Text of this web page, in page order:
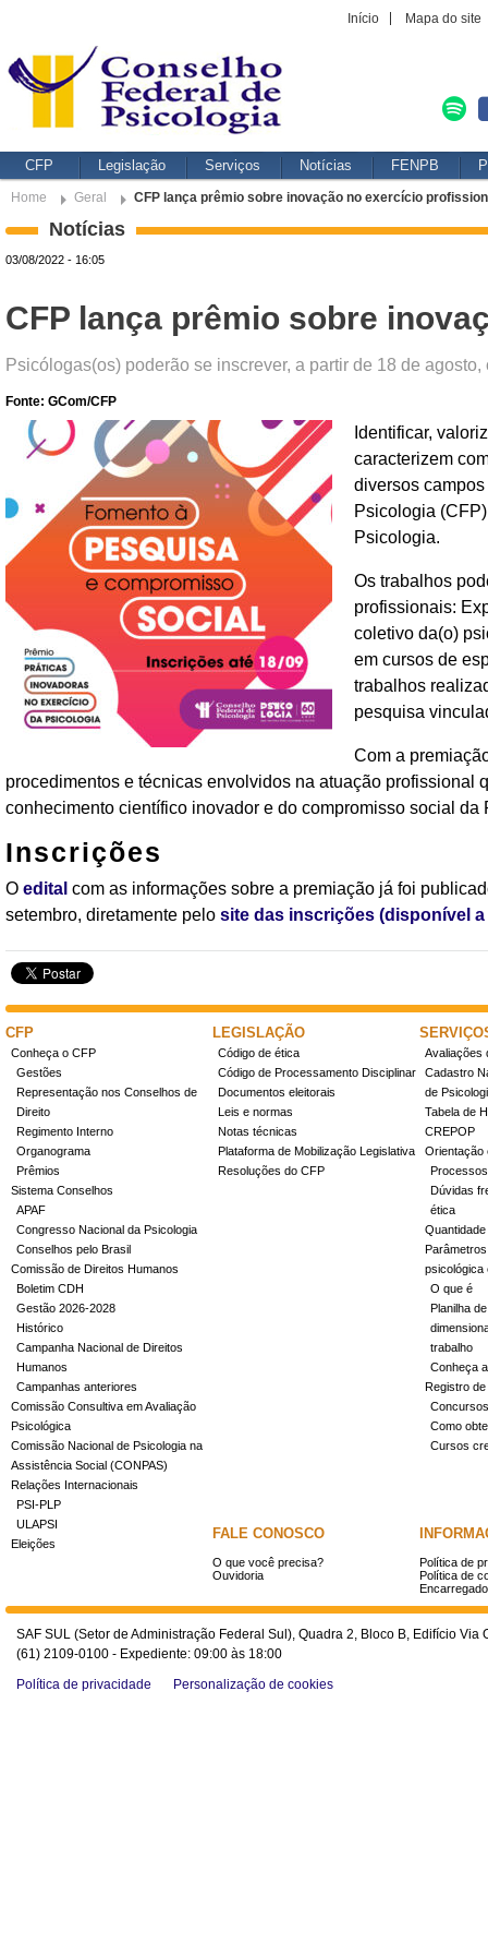
Início Mapa do site
CFP Legislação Serviços Notícias FENPB
Home Geral CFP lança prêmio sobre inovação no exercício
Notícias
03/08/2022 - 16:05
CFP lança prêmio sobre
Psicólogas(os) poderão se inscrever, a partir de 18 de
Fonte: GCom/CFP
Identificar,
caracterizem
diversos
Psicologia
Psicologia.
Os trabalhos
profissionais:
coletivo da(o)
em cursos de
trabalhos
pesquisa
Com a
procedimentos e técnicas envolvidos na atuação profissional
conhecimento científico inovador e do compromisso social da
Inscrições
O edital com as informações sobre a premiação já foi
setembro, diretamente pelo site das inscrições (disponível
CFP
Conheça o CFP
Gestões
Representação nos Conselhos de
Direito
Regimento Interno
Organograma
Prêmios
Sistema Conselhos
APAF
Congresso Nacional da Psicologia
Conselhos pelo Brasil
Comissão de Direitos Humanos
Boletim CDH
Gestão 2026-2028
Histórico
Campanha Nacional de Direitos
Humanos
Campanhas anteriores
Comissão Consultiva em Avaliação
Psicológica
Comissão Nacional de Psicologia na
Assistência Social (CONPAS)
Relações Internacionais
PSI-PLP
ULAPSI
Eleições
LEGISLAÇÃO
Código de ética
Código de Processamento Disciplinar
Documentos eleitorais
Leis e normas
Notas técnicas
Plataforma de Mobilização Legislativa
Resoluções do CFP
Avaliações
Cadastro
de
Tabela de
CREPOP
Orientação
Dúvidas
ética
psicológica
O que é
Planilha
trabalho
Conheça
Registro
Concursos
Como
Cursos
FALE CONOSCO
O que você precisa?
Ouvidoria
Política de
Política de
SAF SUL (Setor de Administração Federal Sul), Quadra 2, Bloco B, Edifício
(61) 2109-0100 - Expediente: 09:00 às 18:00
Política de privacidade
Personalização de cookies